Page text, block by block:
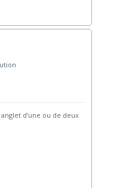
d’une ou de deux